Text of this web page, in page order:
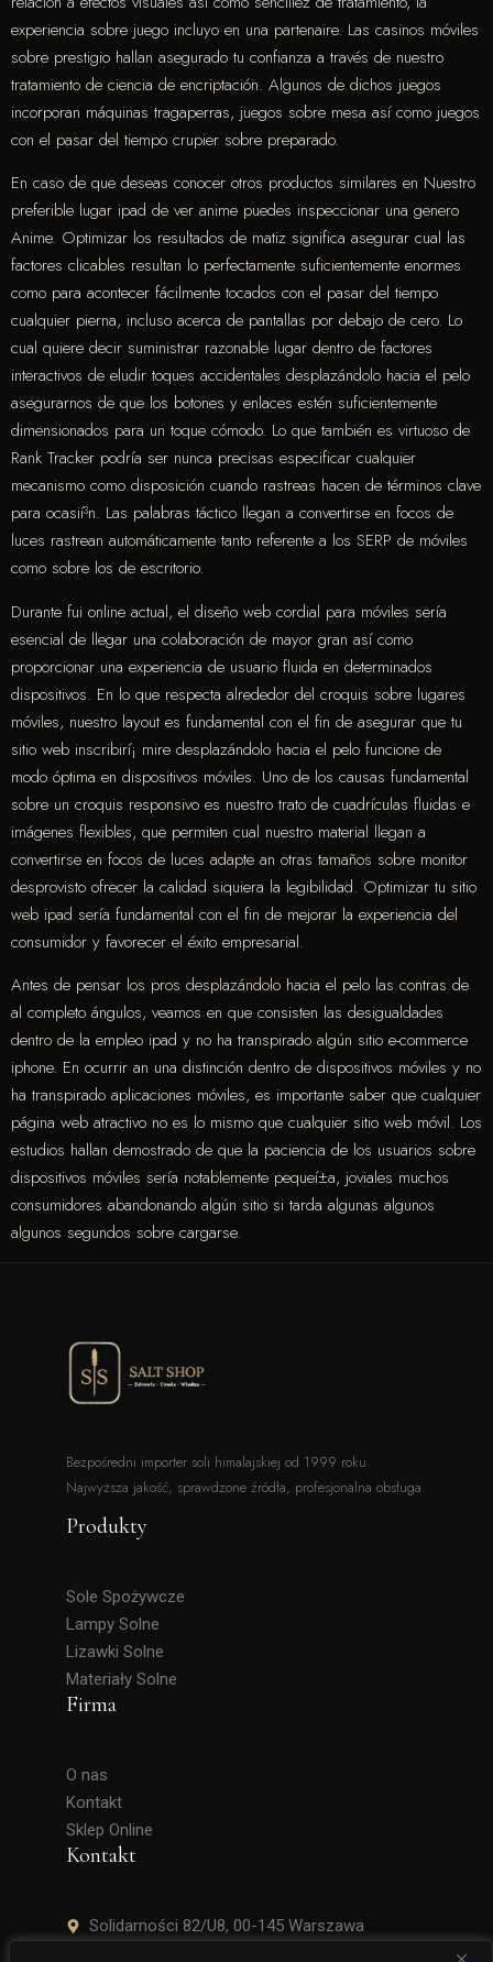
experiencia sobre juego incluyo en una partenaire. Las casinos móviles
sobre prestigio hallan asegurado tu confianza a través de nuestro
tratamiento de ciencia de encriptación. Algunos de dichos juegos
incorporan máquinas tragaperras, juegos sobre mesa así­ como juegos
con el pasar del tiempo crupier sobre preparado.
En caso de que deseas conocer otros productos similares en Nuestro
preferible lugar ipad de ver anime puedes inspeccionar una genero
Anime. Optimizar los resultados de matiz significa asegurar cual las
factores clicables resultan lo perfectamente suficientemente enormes
como para acontecer fácilmente tocados con el pasar del tiempo
cualquier pierna, incluso acerca de pantallas por debajo de cero. Lo
cual quiere decir suministrar razonable lugar dentro de factores
interactivos de eludir toques accidentales desplazándolo hacia el pelo
asegurarnos de que los botones y enlaces estén suficientemente
dimensionados para un toque cómodo. Lo que también es virtuoso de
Rank Tracker podrí­a ser nunca precisas especificar cualquier
mecanismo como disposición cuando rastreas hacen de términos clave
para ocasií³n. Las palabras táctico llegan a convertirse en focos de
luces rastrean automáticamente tanto referente a los SERP de móviles
como sobre los de escritorio.
Durante fui online actual, el diseño web cordial para móviles serí­a
esencial de llegar una colaboración de mayor gran así­ como
proporcionar una experiencia de usuario fluida en determinados
dispositivos. En lo que respecta alrededor del croquis sobre lugares
móviles, nuestro layout es fundamental con el fin de asegurar que tu
sitio web inscribirí¡ mire desplazándolo hacia el pelo funcione de
modo óptima en dispositivos móviles. Uno de los causas fundamental
sobre un croquis responsivo es nuestro trato de cuadrículas fluidas e
imágenes flexibles, que permiten cual nuestro material llegan a
convertirse en focos de luces adapte an otras tamaños sobre monitor
desprovisto ofrecer la calidad siquiera la legibilidad. Optimizar tu sitio
web ipad serí­a fundamental con el fin de mejorar la experiencia del
consumidor y favorecer el éxito empresarial.
Antes de pensar los pros desplazándolo hacia el pelo las contras de
al completo ángulos, veamos en que consisten las desigualdades
dentro de la empleo ipad y no ha transpirado algún sitio e-commerce
iphone. En ocurrir an una distinción dentro de dispositivos móviles y no
ha transpirado aplicaciones móviles, es importante saber que cualquier
página web atractivo no es lo mismo que cualquier sitio web móvil. Los
estudios hallan demostrado de que la paciencia de los usuarios sobre
dispositivos móviles serí­a notablemente pequeí±a, joviales muchos
consumidores abandonando algún sitio si tarda algunas algunos
algunos segundos sobre cargarse.
Bezpośredni importer soli himalajskiej od 1999 roku.
Najwyższa jakość, sprawdzone źródła, profesjonalna obsługa.
Produkty
Sole Spożywcze
Lampy Solne
Lizawki Solne
Materiały Solne
Firma
O nas
Kontakt
Sklep Online
Kontakt
Solidarności 82/U8, 00-145 Warszawa